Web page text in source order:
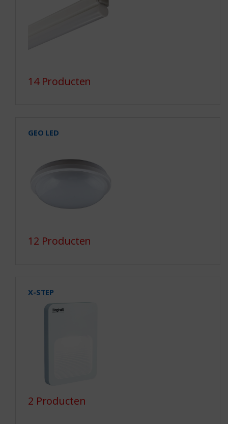
14 Producten
GEO LED
12 Producten
X-STEP
2 Producten